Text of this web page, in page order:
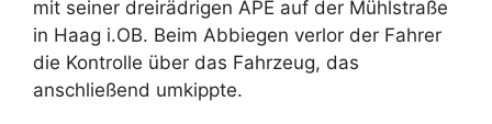
mit seiner dreirädrigen APE auf der Mühlstraße
in Haag i.OB. Beim Abbiegen verlor der Fahrer
die Kontrolle über das Fahrzeug, das
anschließend umkippte.